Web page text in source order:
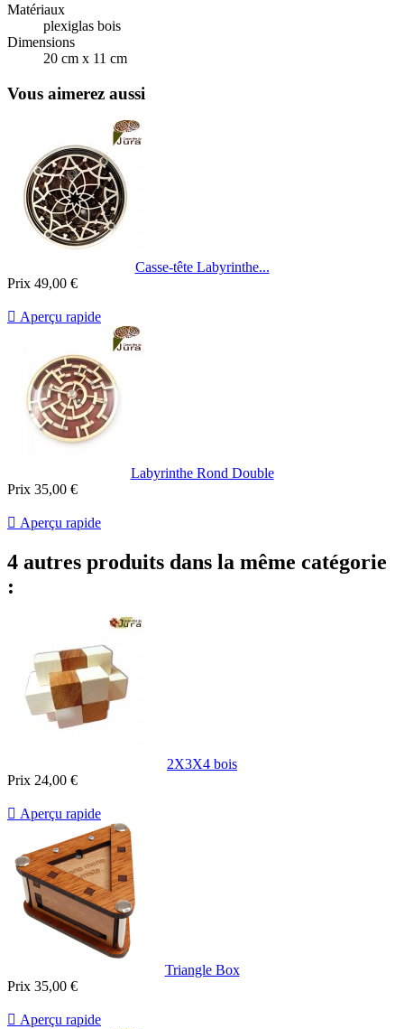
Matériaux
plexiglas bois
Dimensions
20 cm x 11 cm
Vous aimerez aussi
Casse-tête Labyrinthe...
Prix 49,00 €
 Aperçu rapide
Labyrinthe Rond Double
Prix 35,00 €
 Aperçu rapide
4 autres produits dans la même catégorie
:
2X3X4 bois
Prix 24,00 €
 Aperçu rapide
Triangle Box
Prix 35,00 €
 Aperçu rapide